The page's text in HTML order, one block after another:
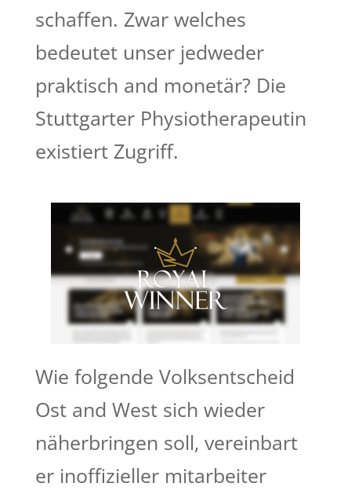
schaffen. Zwar welches
bedeutet unser jedweder
praktisch and monetär? Die
Stuttgarter Physiotherapeutin
existiert Zugriff.
Wie folgende Volksentscheid
Ost and West sich wieder
näherbringen soll, vereinbart
er inoffizieller mitarbeiter